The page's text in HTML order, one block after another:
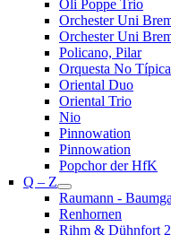
Oli Poppe Trio
Orchester Uni
Orchester Uni
Policano, Pilar
Orquesta No Típica
Oriental Duo
Oriental Trio
Nio
Pinnowation
Pinnowation
Popchor der HfK
Q – Z
Raumann -
Renhornen
Rihm & Dühnfort